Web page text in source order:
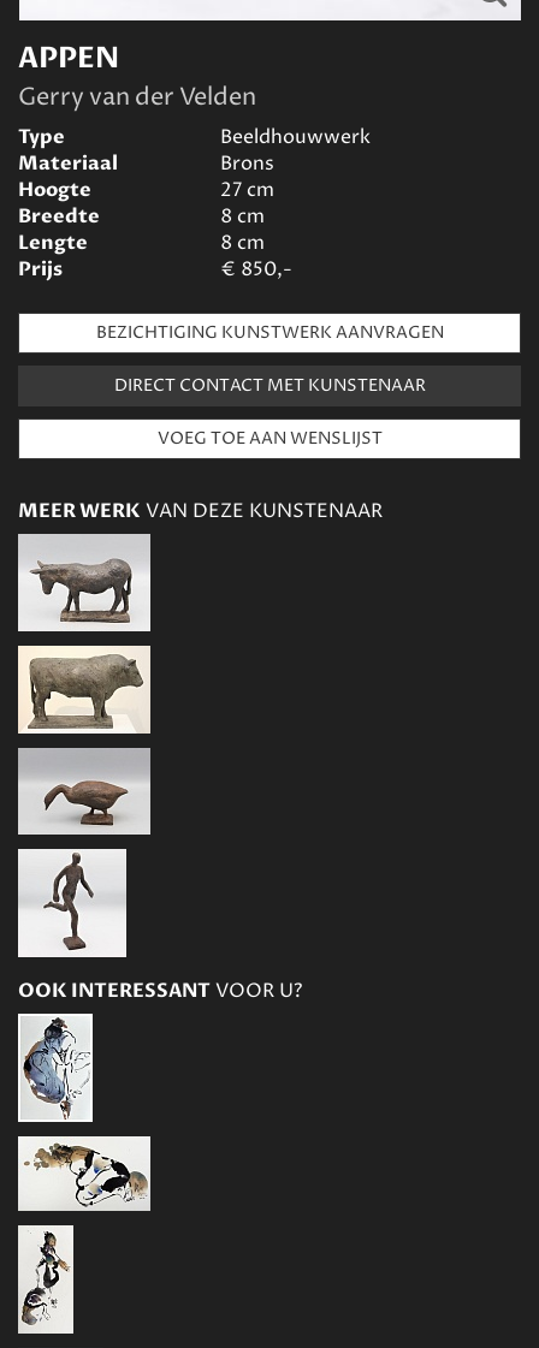
APPEN
Gerry van der Velden
Type
Beeldhouwwerk
Materiaal
Brons
Hoogte
27cm
Breedte
8 cm
Lengte
8 cm
Prijs
€ 850,-
BEZICHTIGING KUNSTWERK AANVRAGEN
DIRECT CONTACT MET KUNSTENAAR
MEER WERK VAN DEZE KUNSTENAAR
OOK INTERESSANTVOOR U?